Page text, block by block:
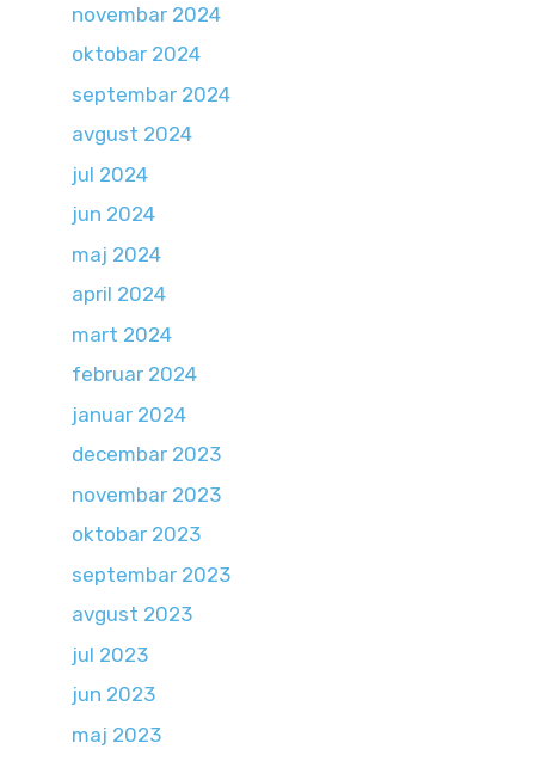
novembar 2024
oktobar 2024
septembar 2024
avgust 2024
jul 2024
jun 2024
maj 2024
april 2024
mart 2024
februar 2024
januar 2024
decembar 2023
novembar 2023
oktobar 2023
septembar 2023
avgust 2023
jul 2023
jun 2023
maj 2023